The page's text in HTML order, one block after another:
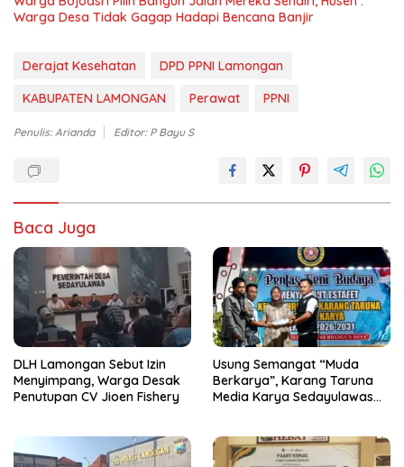
Warga Desa Tidak Gagap Hadapi Bencana Banjir
Derajat Kesehatan
DPD PPNI Lamongan
KABUPATEN LAMONGAN
Perawat PPNI
Penulis: Arianda Editor: P Bayu S
Baca Juga
DLH Lamongan Sebut Izin
Menyimpang, Warga Desak
Penutupan CV Jioen Fishery
Usung Semangat “Muda
Berkarya”, Karang Taruna
Media Karya Sedayulawas